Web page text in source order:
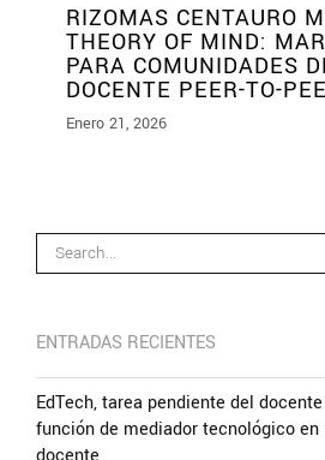
RIZOMAS CENTAURO
THEORY OF MIND:
PARA COMUNIDADES
DOCENTE PEER-TO-
Enero 21, 2026
ENTRADAS RECIENTES
EdTech, tarea pendiente del
función de mediador tecnológico